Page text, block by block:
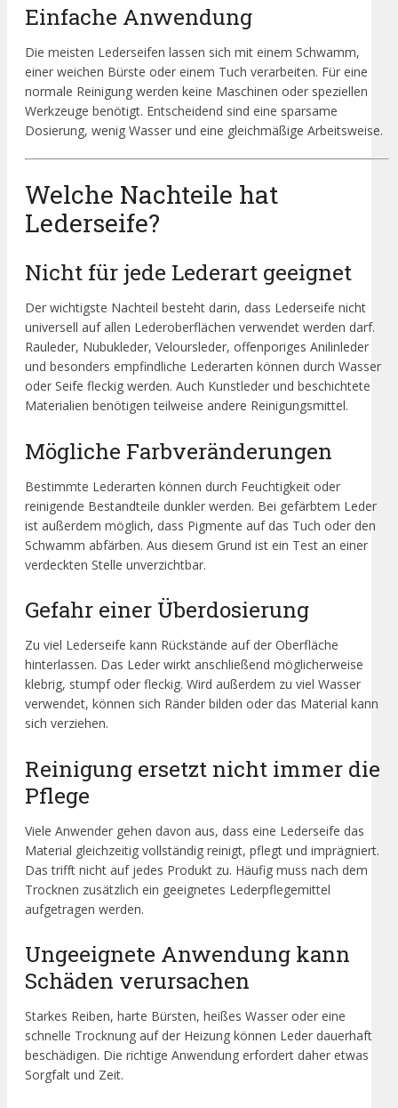
Einfache Anwendung
Die meisten Lederseifen lassen sich mit einem Schwamm,
einer weichen Bürste oder einem Tuch verarbeiten. Für eine
normale Reinigung werden keine Maschinen oder speziellen
Werkzeuge benötigt. Entscheidend sind eine sparsame
Dosierung, wenig Wasser und eine gleichmäßige Arbeitsweise.
Welche Nachteile hat
Lederseife?
Nicht für jede Lederart geeignet
Der wichtigste Nachteil besteht darin, dass Lederseife nicht
universell auf allen Lederoberflächen verwendet werden darf.
Rauleder, Nubukleder, Veloursleder, offenporiges Anilinleder
und besonders empfindliche Lederarten können durch Wasser
oder Seife fleckig werden. Auch Kunstleder und beschichtete
Materialien benötigen teilweise andere Reinigungsmittel.
Mögliche Farbveränderungen
Bestimmte Lederarten können durch Feuchtigkeit oder
reinigende Bestandteile dunkler werden. Bei gefärbtem Leder
ist außerdem möglich, dass Pigmente auf das Tuch oder den
Schwamm abfärben. Aus diesem Grund ist ein Test an einer
verdeckten Stelle unverzichtbar.
Gefahr einer Überdosierung
Zu viel Lederseife kann Rückstände auf der Oberfläche
hinterlassen. Das Leder wirkt anschließend möglicherweise
klebrig, stumpf oder fleckig. Wird außerdem zu viel Wasser
verwendet, können sich Ränder bilden oder das Material kann
sich verziehen.
Reinigung ersetzt nicht immer die
Pflege
Viele Anwender gehen davon aus, dass eine Lederseife das
Material gleichzeitig vollständig reinigt, pflegt und imprägniert.
Das trifft nicht auf jedes Produkt zu. Häufig muss nach dem
Trocknen zusätzlich ein geeignetes Lederpflegemittel
aufgetragen werden.
Ungeeignete Anwendung kann
Schäden verursachen
Starkes Reiben, harte Bürsten, heißes Wasser oder eine
schnelle Trocknung auf der Heizung können Leder dauerhaft
beschädigen. Die richtige Anwendung erfordert daher etwas
Sorgfalt und Zeit.